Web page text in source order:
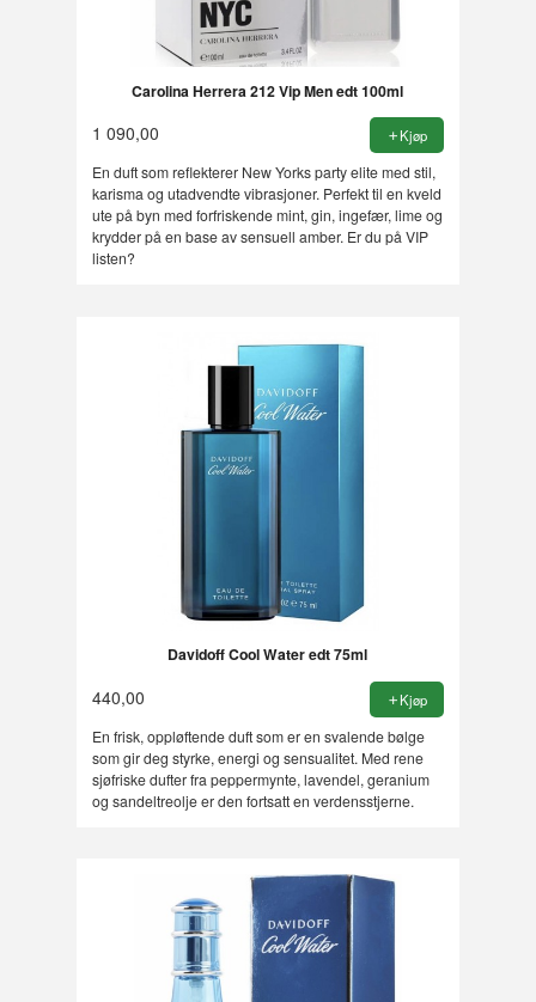
Carolina Herrera 212 Vip Men edt 100ml
1 090,00 Kjøp
En duft som reflekterer New Yorks party elite med stil,
karisma og utadvendte vibrasjoner. Perfekt til en kveld
ute på byn med forfriskende mint, gin, ingefær, lime og
krydder på en base av sensuell amber. Er du på VIP
listen?
Davidoff Cool Water edt 75ml
440,00 Kjøp
En frisk, oppløftende duft som er en svalende bølge
som gir deg styrke, energi og sensualitet. Med rene
sjøfriske dufter fra peppermynte, lavendel, geranium
og sandeltreolje er den fortsatt en verdensstjerne.